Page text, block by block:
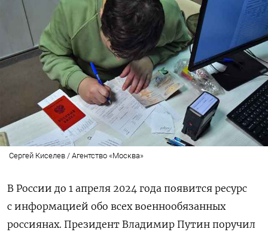
Сергей Киселев / Агентство «Москва»
В России до 1 апреля 2024 года появится ресурс
с информацией обо всех военнообязанных
россиянах. Президент Владимир Путин поручил